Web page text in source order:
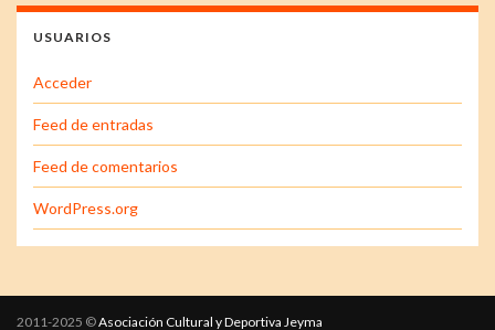
USUARIOS
Acceder
Feed de entradas
Feed de comentarios
WordPress.org
2011-2025 ©Asociación Cultural y Deportiva Jeyma